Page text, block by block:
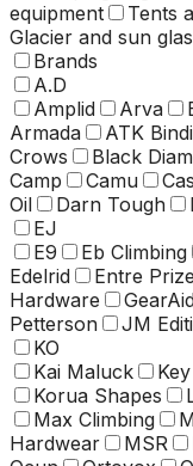
equipment
Tents
Glacier and sun
Brands
A.D
Amplid
Arva
Armada
ATK
Crows
Black
Camp
Camu
Oil
Darn Tough
EJ
E9
Eb Climbing
Edelrid
Entre
Hardware
Petterson
JM
KO
Kai Maluck
Korua Shapes
Max Climbing
Hardwear
MSR